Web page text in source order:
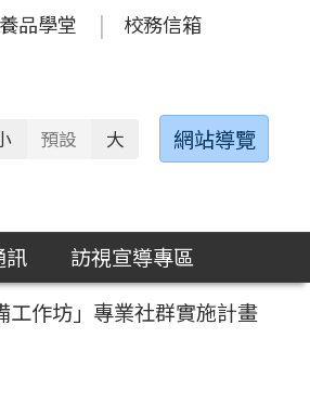
品學堂 校務信箱
預設 大 網站導覽
訊
訪視宣導專區
作坊」專業社群實施計畫